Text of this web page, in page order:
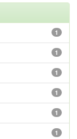
1
1
1
1
1
1